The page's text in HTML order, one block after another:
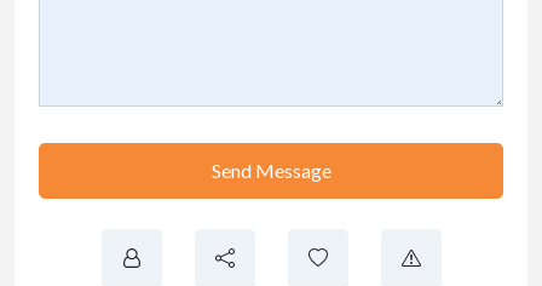
Send Message